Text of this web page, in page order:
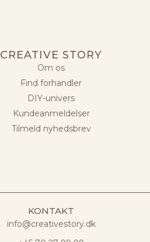
CREATIVE STORY
Om os
Find forhandler
DIY-univers
Kundeanmeldelser
Tilmeld nyhedsbrev
KONTAKT
info@creativestory.dk